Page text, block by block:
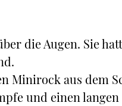
die Augen. Sie
Minirock aus dem
und einen langen